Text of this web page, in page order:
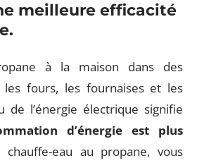
meilleure efficacité
à la maison dans des
les fours, les fournaises et les
de l’énergie électrique signifie
d’énergie est plus
eau au propane, vous